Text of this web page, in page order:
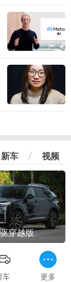
新车 视频
穿越版
车 更多